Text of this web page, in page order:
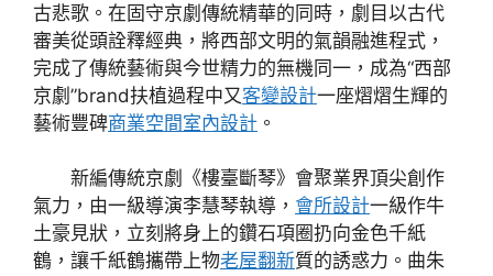
古悲歌。在固守京劇傳統精華的同時，劇目以古代
審美從頭詮釋經典，將西部文明的氣韻融進程式，
完成了傳統藝術與今世精力的無機同一，成為“西部
京劇”brand扶植過程中又客變設計一座熠熠生輝的
藝術豐碑商業空間室內設計 。
新編傳統京劇《樓臺斷琴》會聚業界頂尖創作
氣力，由一級導演李慧琴執導， 會所設計一級作牛
土豪見狀，立刻將身上的鑽石項圈扔向金色千紙
鶴，讓千紙鶴攜帶上物老屋翻新質的誘惑力。曲朱